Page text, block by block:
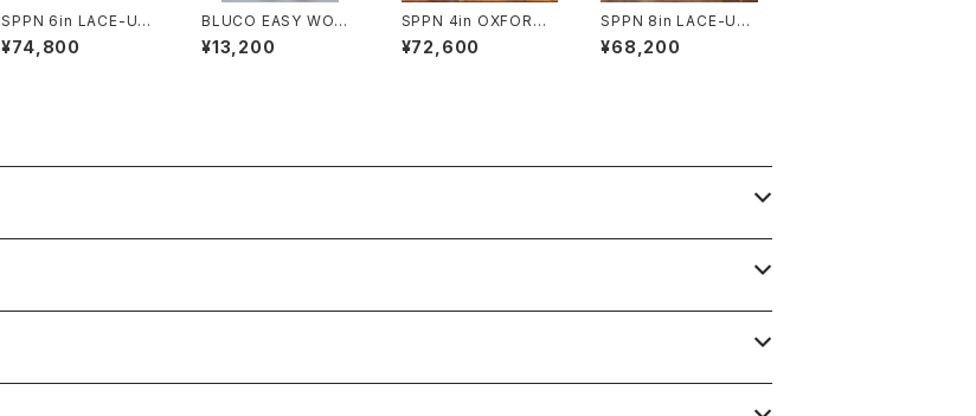
SPPN 6in LACE-UP
BOOTS BLACK x IV
ORY TUMAZ
¥74,800
BLUCO EASY WORK
PANTS
¥13,200
SPPN 4in OXFORD
BOOTS BLACK TUM
AZ
¥72,600
SPPN 8in LACE-UP
BOOTS Vibram 206
0
¥68,200